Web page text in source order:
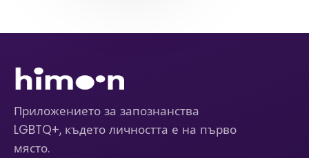
Приложението за запознанства
LGBTQ+, където личността е на първо
място.